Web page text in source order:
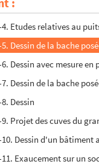
3. Jean-Louis Poillevert,
4. Etudes relatives au
5. Dessin de la bache
Dessin avec mesure en
7. Dessin de la bache
Dessin
9. Projet des cuves du
10. Dessin d'un bâtiment
11. Exaucement sur un